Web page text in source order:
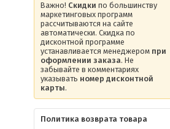
Важно! Скидки по большинству
маркетинговых программ
рассчитываются на сайте
автоматически. Скидка по
дисконтной программе
устанавливается менеджером при
оформлении заказа. Не
забывайте в комментариях
указывать номер дисконтной
карты.
Политика возврата товара